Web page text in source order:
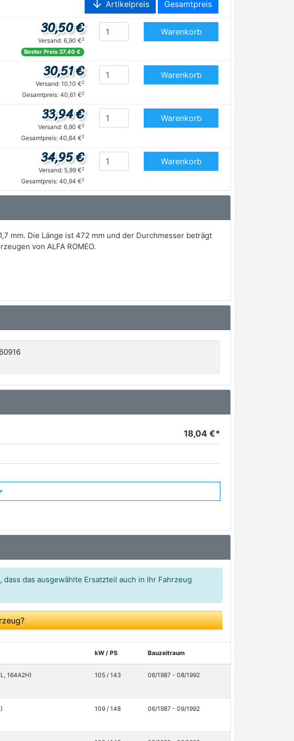
arrow_downward Artikelpreis Gesamtpreis
30,50 €
Versand: 6,90 €2
Bester Preis 37,40 €
Warenkorb
30,51 €
Versand: 10,10 €2
Gesamtpreis: 40,61 €2
Warenkorb
33,94 €
Versand: 6,90 €2
Gesamtpreis: 40,84 €2
Warenkorb
34,95 €
Versand: 5,99 €2
Gesamtpreis: 40,94 €2
Warenkorb
mm. Die Länge ist 472 mm und der Durchmesser beträgt
von ALFA ROMEO.
18,04 €*
das ausgewählte Ersatzteil auch in Ihr Fahrzeug
kW / PS Bauzeitraum
164A2H) 105 / 143 06/1987 - 08/1992
109 / 148 06/1987 - 09/1992